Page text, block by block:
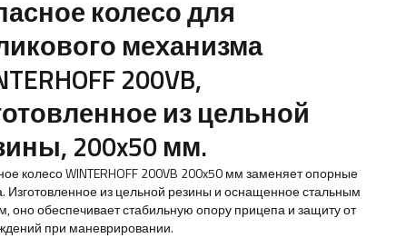
колесо для
механизма
200VB,
из цельной
200x50 мм.
колесо WINTERHOFF 200VB 200x50 мм заменяет опорные
Изготовленное из цельной резины и оснащенное стальным
оно обеспечивает стабильную опору прицепа и защиту от
при маневрировании.